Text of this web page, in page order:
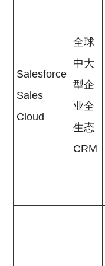
Salesforce
Sales
Cloud
全球
中大
型企
业全
生态
CRM